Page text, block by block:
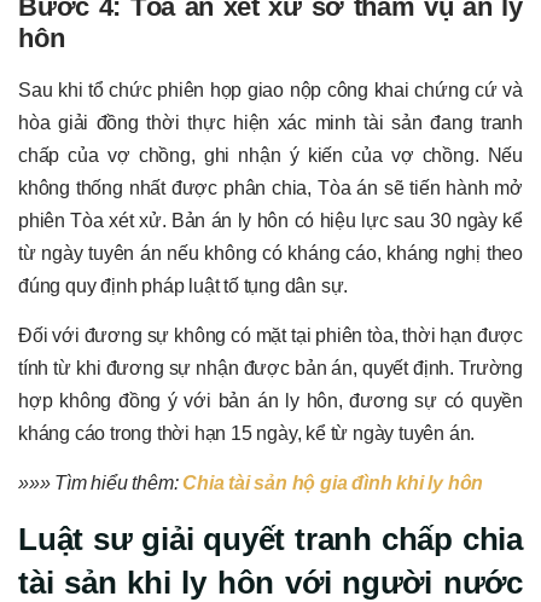
Bước 4: Tòa án xét xử sơ thẩm vụ án ly
hôn
Sau khi tổ chức phiên họp giao nộp công khai chứng cứ và
hòa giải đồng thời thực hiện xác minh tài sản đang tranh
chấp của vợ chồng, ghi nhận ý kiến của vợ chồng. Nếu
không thống nhất được phân chia, Tòa án sẽ tiến hành mở
phiên Tòa xét xử. Bản án ly hôn có hiệu lực sau 30 ngày kể
từ ngày tuyên án nếu không có kháng cáo, kháng nghị theo
đúng quy định pháp luật tố tụng dân sự.
Đối với đương sự không có mặt tại phiên tòa, thời hạn được
tính từ khi đương sự nhận được bản án, quyết định. Trường
hợp không đồng ý với bản án ly hôn, đương sự có quyền
kháng cáo trong thời hạn 15 ngày, kể từ ngày tuyên án.
»»» Tìm hiểu thêm:Chia tài sản hộ gia đình khi ly hôn
Luật sư giải quyết tranh chấp chia
tài sản khi ly hôn với người nước